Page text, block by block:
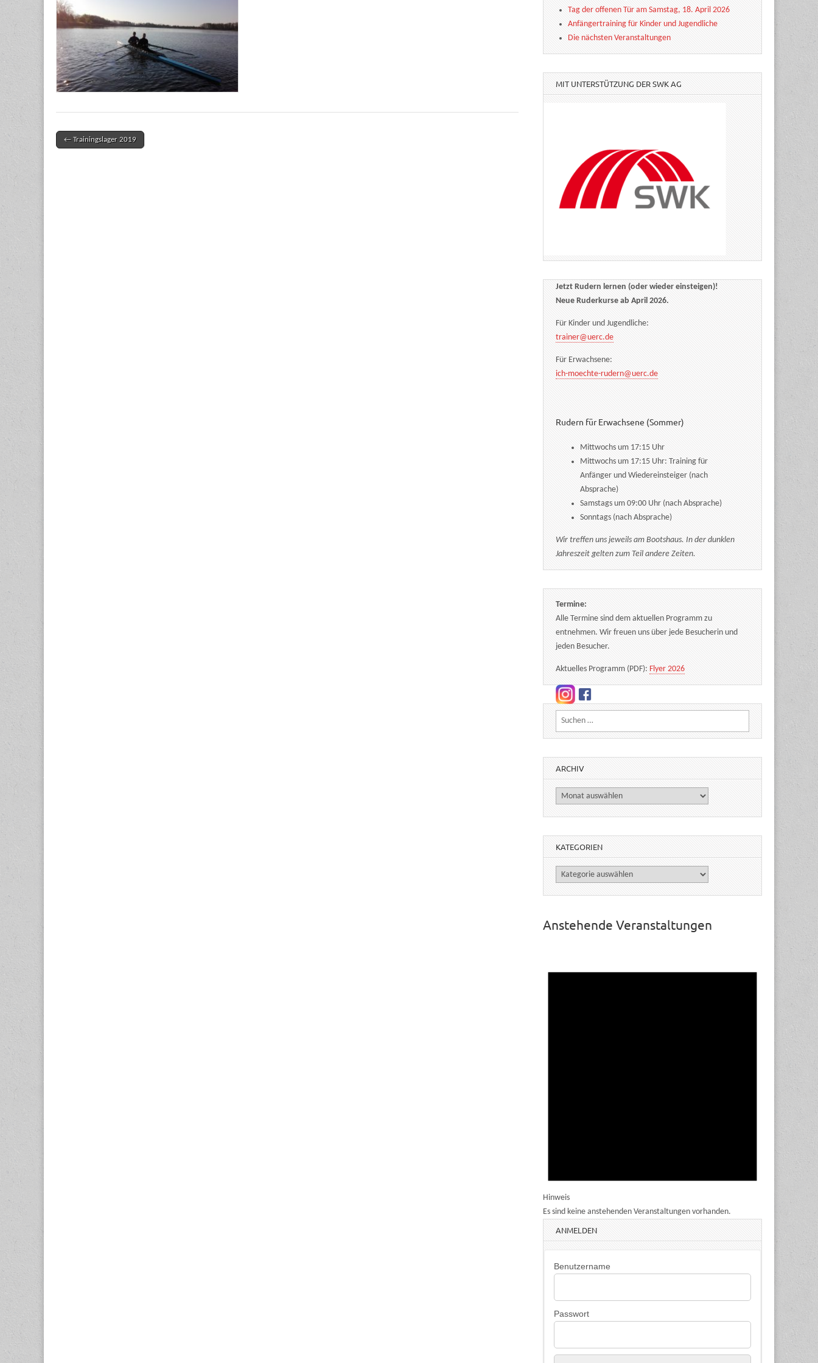
Post navigation
← Trainingslager 2019
Tag der offenen Tür am Samstag, 18. April 2026
Anfängertraining für Kinder und Jugendliche
Die nächsten Veranstaltungen
MIT UNTERSTÜTZUNG DER SWK AG
Jetzt Rudern lernen (oder wieder einsteigen)!
Neue Ruderkurse ab April 2026.
Für Kinder und Jugendliche:
trainer@uerc.de
Für Erwachsene:
ich-moechte-rudern@uerc.de
Rudern für Erwachsene (Sommer)
Mittwochs um 17:15 Uhr
Mittwochs um 17:15 Uhr: Training für
Anfänger und Wiedereinsteiger (nach
Absprache)
Samstags um 09:00 Uhr (nach Absprache)
Sonntags (nach Absprache)
Wir treffen uns jeweils am Bootshaus. In der dunklen
Jahreszeit gelten zum Teil andere Zeiten.
Termine:
Alle Termine sind dem aktuellen Programm zu
entnehmen. Wir freuen uns über jede Besucherin und
jeden Besucher.
Aktuelles Programm (PDF):Flyer 2026
Suchen nach:
ARCHIV
Archiv
KATEGORIEN
Kategorien
Anstehende Veranstaltungen
Hinweis
Es sind keine anstehenden Veranstaltungen vorhanden.
ANMELDEN
Benutzername
Passwort